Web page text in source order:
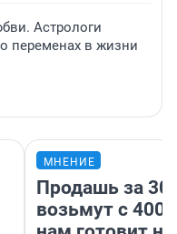
Астрологи
переменах в жизни
МНЕНИЕ
Продашь за
возьмут с